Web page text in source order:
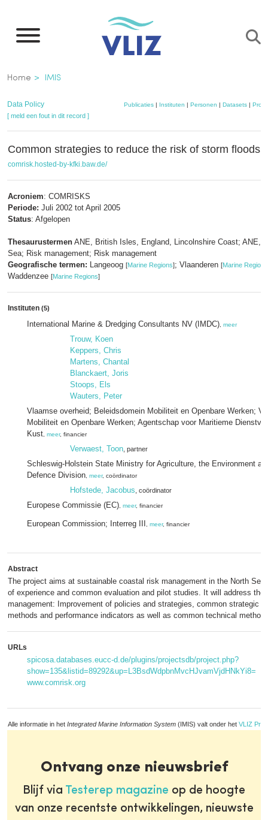
naar
inhoud
gaan
Kruimelpad
Home IMIS
Data Policy Publicaties | Instituten | Personen | Datasets |
[ meld een fout in dit record ]
Common strategies to reduce the risk of storm floods
comrisk.hosted-by-kfki.baw.de/
Acroniem: COMRISKS
Periode: Juli 2002 tot April 2005
Status: Afgelopen
Thesaurustermen ANE, British Isles, England, Lincolnshire Coast; ANE,
Sea; Risk management; Risk management
Geografische termen: Langeoog [Marine Regions]; Vlaanderen [Marine Regions
Waddenzee [Marine Regions]
Instituten (5)
International Marine & Dredging Consultants NV (IMDC) meer
Trouw, Koen
Keppers, Chris
Martens, Chantal
Blanckaert, Joris
Stoops, Els
Wauters, Peter
Vlaamse overheid; Beleidsdomein Mobiliteit en Openbare Werken;
Mobiliteit en Openbare Werken; Agentschap voor Maritieme
Kust meer, financier
Verwaest, Toon , partner
Schleswig-Holstein State Ministry for Agriculture, the Environment
Defence Division meer, coördinator
Hofstede, Jacobus , coördinator
Europese Commissie (EC) meer, financier
European Commission; Interreg III meer, financier
Abstract
The project aims at sustainable coastal risk management in the North Sea
of experience and common evaluation and pilot studies. It will address
management: Improvement of policies and strategies, common strategic
methods and performance indicators as well as common technical
URLs
spicosa.databases.eucc-d.de/plugins/projectsdb/project.php?
show=135&listid=89292&up=L3BsdWdpbnMvcHJvamVjdHNkYi8=
www.comrisk.org
Alle informatie in het Integrated Marine Information System (IMIS) valt onder het VLIZ
Ontvang onze nieuwsbrief
Blijf via Testerep magazine op de hoogte
van onze recentste ontwikkelingen, nieuwste